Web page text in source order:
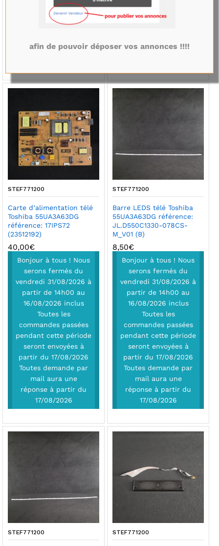
seront envoyées à
partir du 17/08/2026
Toutes demande par
réponse à partir du
partir du 17/08/2026
réponse à partir du
STEF771200
Carte d’alimentation télé
Toshiba 55UA3A63DG
référence: 17IPS72
(23512192)
40,00€
Bonjour à tous ! Nous
serons fermés du
vendredi 31/08/2026 à
partir de 14h00 au
16/08/2026 inclus
Toutes les
commandes passées
pendant cette période
seront envoyées à
partir du 17/08/2026
Toutes demande par
mail aura une
réponse à partir du
17/08/2026
STEF771200
Barre LEDS télé Toshiba
55UA3A63DG référence:
JL.D550C1330-078CS-
M_V01 (B)
8,50€
Bonjour à tous ! Nous
serons fermés du
vendredi 31/08/2026 à
partir de 14h00 au
16/08/2026 inclus
Toutes les
commandes passées
pendant cette période
seront envoyées à
partir du 17/08/2026
Toutes demande par
mail aura une
réponse à partir du
17/08/2026
STEF771200 STEF771200
afin de pouvoir déposer vos annonces !!!!